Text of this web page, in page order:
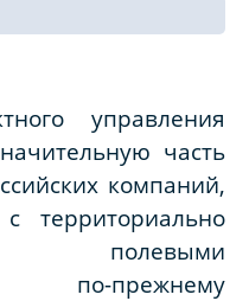
управления
часть
компаний,
территориально
полевыми
по-прежнему